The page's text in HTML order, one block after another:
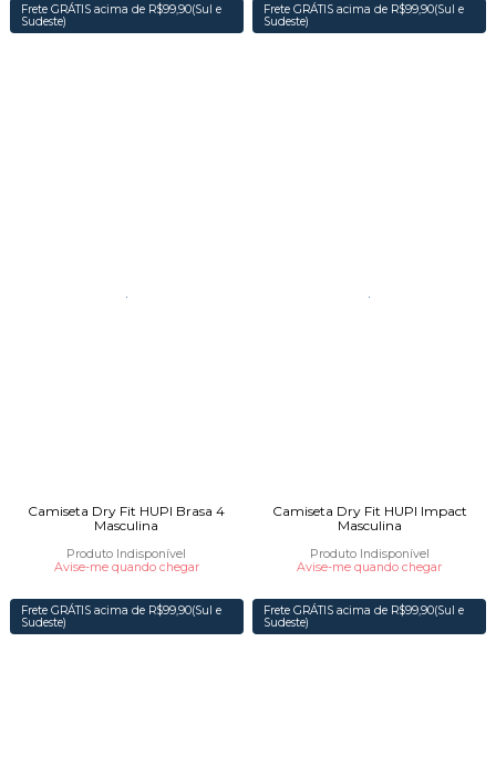
Frete GRÁTIS acima de R$99,90(Sul e
Sudeste)
Frete GRÁTIS acima de R$99,90(Sul e
Sudeste)
Camiseta Dry Fit HUPI Brasa 4
Masculina
Produto Indisponível
Avise-me quando chegar
Frete GRÁTIS acima de R$99,90(Sul e
Sudeste)
Camiseta Dry Fit HUPI Impact
Masculina
Produto Indisponível
Avise-me quando chegar
Frete GRÁTIS acima de R$99,90(Sul e
Sudeste)